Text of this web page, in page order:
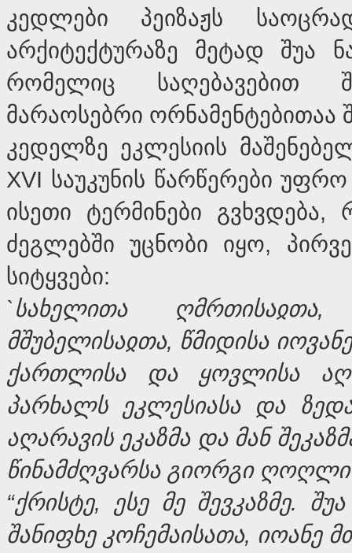
კედლები პეიზაჟს
არქიტექტურაზე მეტად შუა
რომელიც საღებავებით
მარაოსებრი ორნამენტებითაა
კედელზე ეკლესიის
XVI საუკუნის წარწერები
ისეთი ტერმინები
ძეგლებში უცნობი იყო,
სიტყვები:
`სახელითა ღმრთისაჲთა
მშუბელისაჲთა, წმიდისა იოვანე
ქართლისა
და ყოვლისა
პარხალს
ეკლესიასა და
აღარავის ეკაზმა და მან
წინამძღვარსა გიორგი
“ქრისტე, ესე მე შევკაზმე. შუა
შანიფხე კოჩემაისათა, იოანე